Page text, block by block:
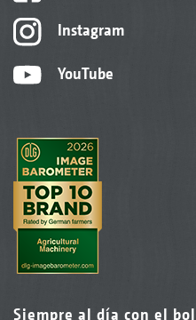
Instagram
YouTube
Siempre al día con el